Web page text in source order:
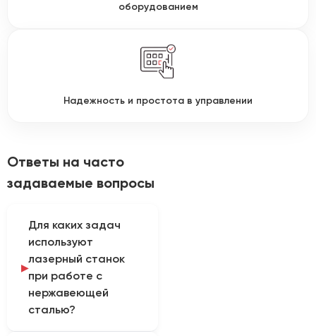
оборудованием
Надежность и простота в управлении
Ответы на часто
задаваемые вопросы
Для каких задач
используют
лазерный станок
при работе с
нержавеющей
сталью?